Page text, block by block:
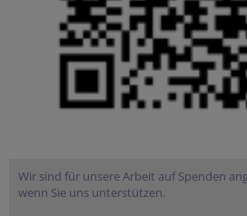
Wir sind für unsere Arbeit auf Spenden
wenn Sie uns unterstützen.